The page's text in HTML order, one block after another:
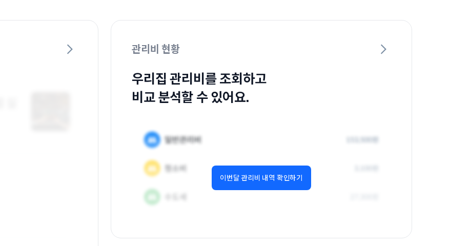
관리비 현황
우리집 관리비를 조회하고
비교 분석할 수 있어요.
이번달 관리비 내역 확인하기